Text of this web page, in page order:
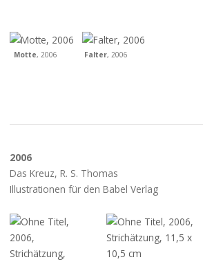
Motte, 2006 Falter, 2006
2006
Das Kreuz, R. S. Thomas
Illustrationen für den Babel Verlag